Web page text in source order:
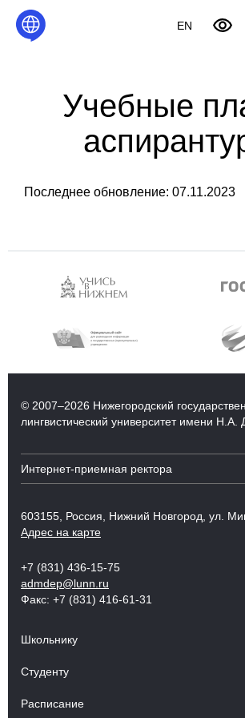
EN
Учебные
Последнее обновление: 07.11.2023
© 2007–2026 Нижегородский
лингвистический университет имени
Интернет-приемная ректора
603155, Россия, Нижний Новгород, ул.
Адрес на карте
+7 (831) 436-15-75
admdep@lunn.ru
Факс: +7 (831) 416-61-31
Школьнику
Студенту
Расписание